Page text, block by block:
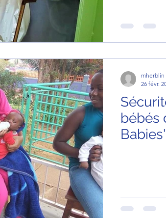
bébés
mherblin
26 févr.